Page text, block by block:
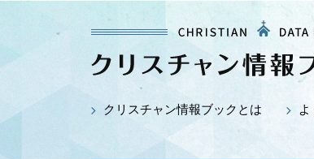
クリスチャン情報ブックとは よ